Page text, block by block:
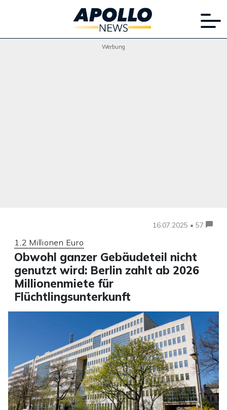
Werbung
16.07.2025 • 57
1,2 Millionen Euro
Obwohl ganzer Gebäudeteil nicht
genutzt wird: Berlin zahlt ab 2026
Millionenmiete für
Flüchtlingsunterkunft